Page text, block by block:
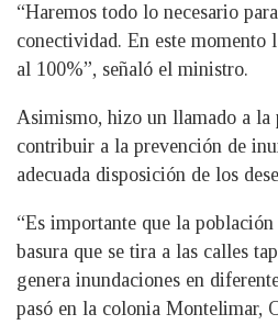
“Haremos todo lo necesario
conectividad. En este momento
al 100%”, señaló el ministro.
Asimismo, hizo un llamado a la
contribuir a la prevención de
adecuada disposición de los
“Es importante que la
basura que se tira a las calles
genera inundaciones en
pasó en la colonia Montelimar,